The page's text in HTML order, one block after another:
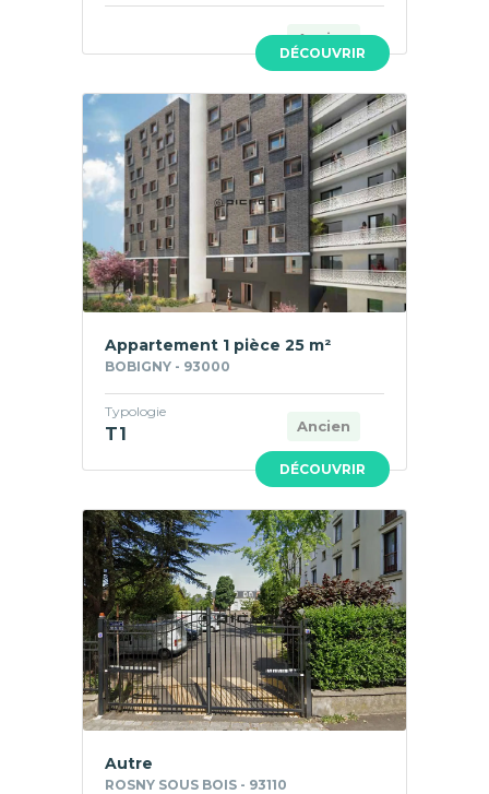
DÉCOUVRIR
Ancien
DÉCOUVRIR
Appartement 1 pièce 25 m²
BOBIGNY - 93000
Ancien
Typologie
T1
Autre
ROSNY SOUS BOIS - 93110